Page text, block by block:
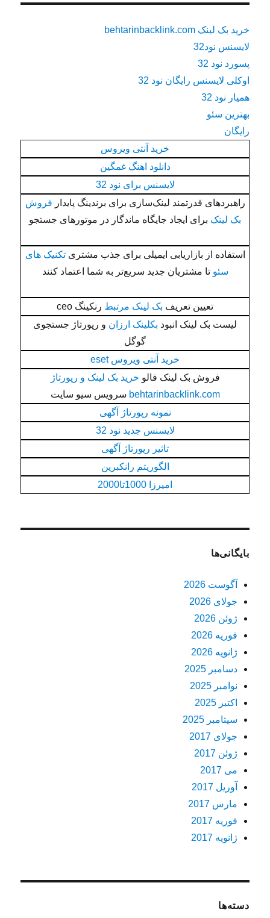
خرید بک لینک behtarinbacklink.com
لایسنس نود32
پسورد نود 32
اوکلی لایسنس رایگان نود 32
همیار نود 32
بهترین سئو
رایگان
خرید آنتی ویروس
دانلود اهنگ غمگین
لایسنس برای نود 32
راهبردهای قدرتمند لینک‌سازی برای برندینگ پایدار فروش
بک لینک برای ایجاد جایگاه ماندگار در موتورهای جستجو
استفاده از بازاریابی ایمیلی برای جذب مشتریتکنیک های
سئو تا مشتریان جدید سریع‌تر به شما اعتماد کنند
تعیین تعریف بک لینک مرتبط رنکینگ ceo
لیست بک لینک انبود بکلینک ارزان و رپورتاژ جستجوی
گوگل
خرید آنتی ویروس eset
فروش بک لینک فالو خرید بک لینک و رپورتاژ
behtarinbacklink.com سرویس سیو سایت
نمونه رپورتاژ آگهی
لایسنس جدید نود 32
تاثیر رپورتاژ آگهی
الگوریتم رانکبرین
امیرزا 1000تا2000
بایگانی‌ها
آگوست 2026
جولای 2026
ژوئن 2026
فوریه 2026
ژانویه 2026
دسامبر 2025
نوامبر 2025
اکتبر 2025
سپتامبر 2025
جولای 2017
ژوئن 2017
می 2017
آوریل 2017
مارس 2017
فوریه 2017
ژانویه 2017
دسته‌ها